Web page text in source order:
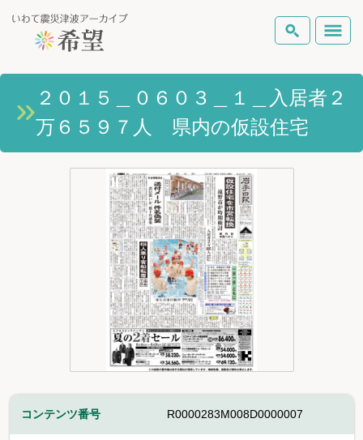
岩手県の被害状況
ピックアップコンテンツ
Foreign Laguage
検索
２０１５＿０６０３＿１＿入居者２
万６５９７人 県内の仮設住宅
コンテンツ番号 R0000283M008D0000007